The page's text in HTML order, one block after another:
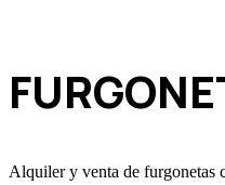
Alquiler y venta de furgonetas